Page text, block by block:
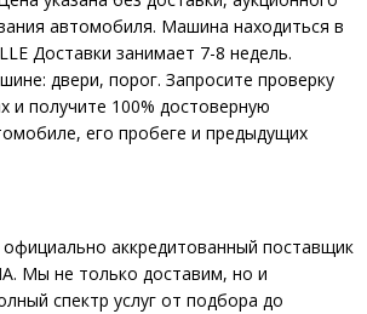
автомобиля. Машина находиться в
Доставки занимает 7-8 недель.
двери, порог. Запросите проверку
и получите 100% достоверную
его пробеге и предыдущих
официально аккредитованный поставщик
Мы не только доставим, но и
спектр услуг от подбора до